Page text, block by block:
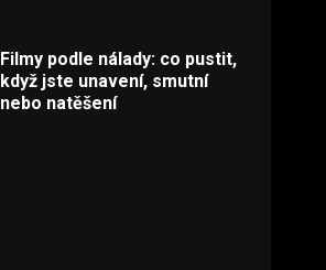
Filmy podle nálady: co pustit,
když jste unavení, smutní
nebo natěšení